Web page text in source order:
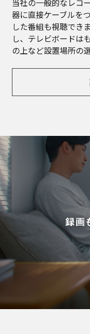
当社の一般的なレコ
器に直接ケーブルを
した番組も視聴でき
し、テレビボードは
の上など設置場所の